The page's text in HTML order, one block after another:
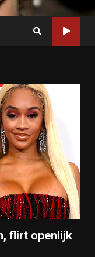
flirt openlijk